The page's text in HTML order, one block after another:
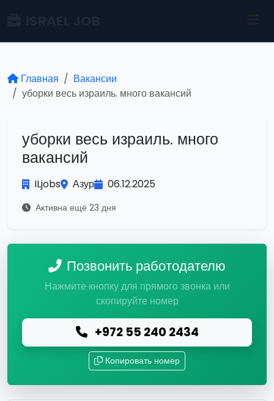
Главная
Вакансии
уборки весь израиль. много вакансий
уборки весь израиль. много
вакансий
ILjobs Азур 06.12.2025
Активна ещё 23 дня
Позвонить работодателю
Нажмите кнопку для прямого звонка или
скопируйте номер
+972 55 240 2434
Копировать номер